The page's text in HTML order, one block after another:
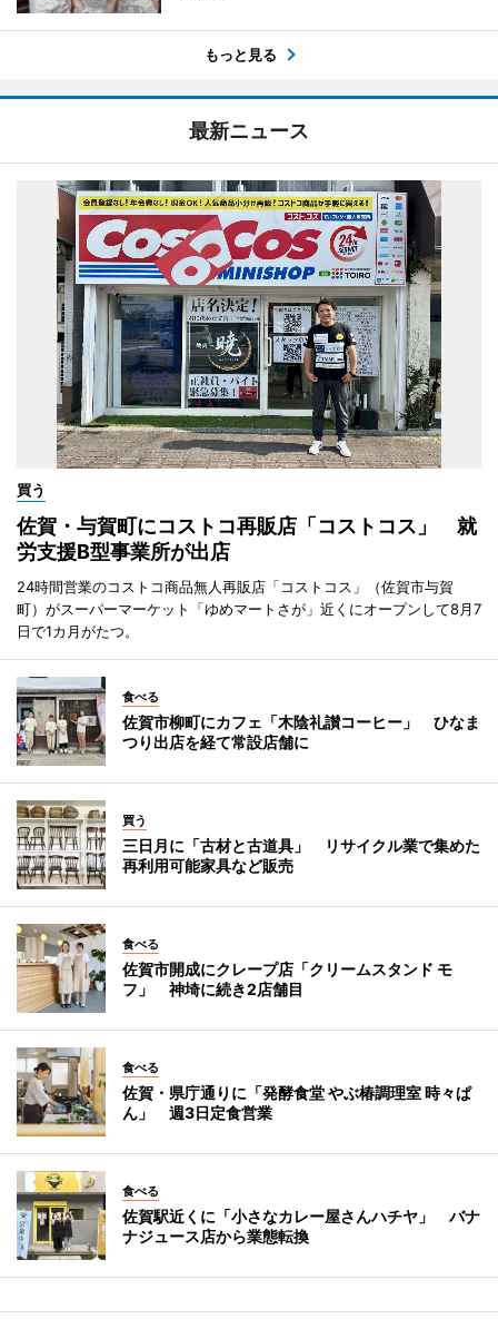
もっと見る
最新ニュース
買う
佐賀・与賀町にコストコ再販店「コストコス」 就
労支援B型事業所が出店
24時間営業のコストコ商品無人再販店「コストコス」（佐賀市与賀
町）がスーパーマーケット「ゆめマートさが」近くにオープンして8月7
日で1カ月がたつ。
食べる
佐賀市柳町にカフェ「木陰礼讃コーヒー」 ひなま
つり出店を経て常設店舗に
買う
三日月に「古材と古道具」 リサイクル業で集めた
再利用可能家具など販売
食べる
佐賀市開成にクレープ店「クリームスタンド モ
フ」 神埼に続き2店舗目
食べる
佐賀・県庁通りに「発酵食堂 やぶ椿調理室 時々ぱ
ん」 週3日定食営業
食べる
佐賀駅近くに「小さなカレー屋さんハチヤ」 バナ
ナジュース店から業態転換